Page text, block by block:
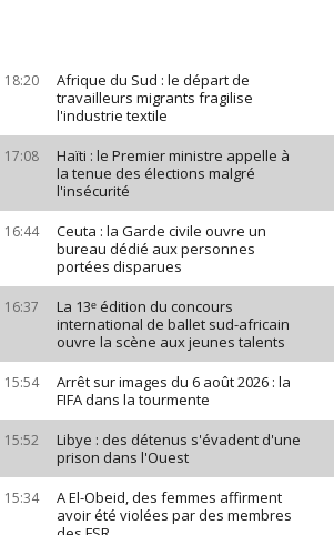
18:20
Afrique du Sud : le départ de
travailleurs migrants fragilise
l'industrie textile
17:08
Haïti : le Premier ministre appelle à
la tenue des élections malgré
l'insécurité
16:44
Ceuta : la Garde civile ouvre un
bureau dédié aux personnes
portées disparues
16:37
La 13ᵉ édition du concours
international de ballet sud-africain
ouvre la scène aux jeunes talents
15:54
Arrêt sur images du 6 août 2026 : la
FIFA dans la tourmente
15:52
Libye : des détenus s'évadent d'une
prison dans l'Ouest
15:34
A El-Obeid, des femmes affirment
avoir été violées par des membres